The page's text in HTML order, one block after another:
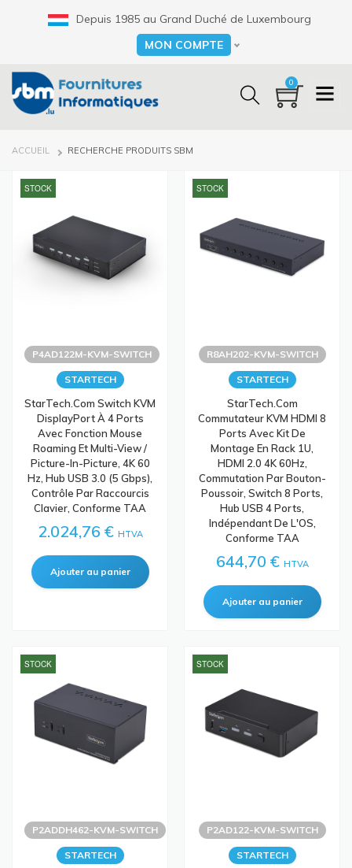
Depuis 1985 au Grand Duché de Luxembourg
Select your language
MON COMPTE
0
FIL
ACCUEIL RECHERCHE PRODUITS SBM
STOCK
P4AD122M-KVM-SWITCH
STARTECH
StarTech.com Switch KVM
DisplayPort À 4 Ports
Avec Fonction Mouse
Roaming Et Multi-View /
Picture-In-Picture, 4K 60
Hz, Hub USB 3.0 (5 Gbps),
Contrôle Par Raccourcis
Clavier, Conforme TAA
2.024,76 € HTVA
STOCK
R8AH202-KVM-SWITCH
STARTECH
StarTech.com
Commutateur KVM HDMI 8
Ports Avec Kit De
Montage En Rack 1U,
HDMI 2.0 4K 60Hz,
Commutation Par Bouton-
Poussoir, Switch 8 Ports,
Hub USB 4 Ports,
Indépendant De L'OS,
Conforme TAA
644,70 € HTVA
STOCK
P2ADDH462-KVM-SWITCH
STARTECH
STOCK
P2AD122-KVM-SWITCH
STARTECH